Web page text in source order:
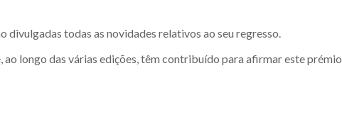
todas as novidades relativos ao seu regresso.
longo das várias edições, têm contribuído para afirmar este